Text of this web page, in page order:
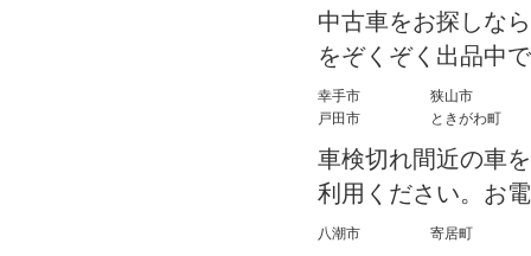
中古車をお探しな
をぞくぞく出品中
幸手市
狭山市
戸田市
ときがわ町
車検切れ間近の車
利用ください。お
八潮市 寄居町